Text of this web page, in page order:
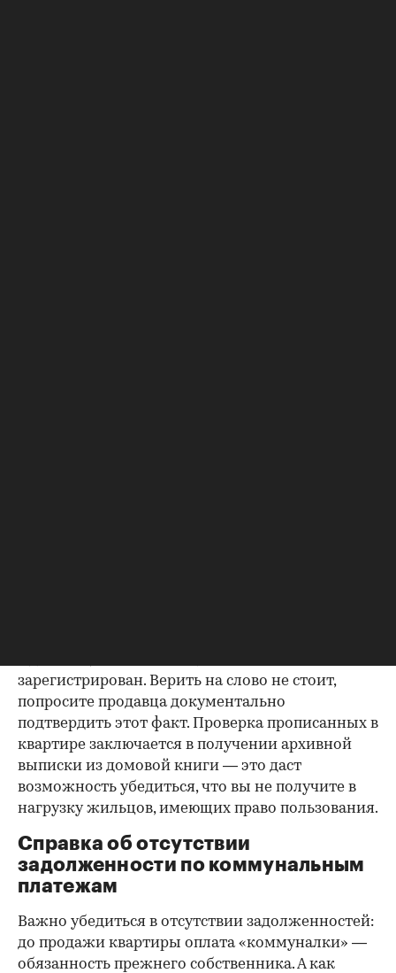
зарегистрирован. Верить на слово не стоит,
попросите продавца документально
подтвердить этот факт. Проверка прописанных в
квартире заключается в получении архивной
выписки из домовой книги — это даст
возможность убедиться, что вы не получите в
нагрузку жильцов, имеющих право пользования.
Справка об отсутствии
задолженности по коммунальным
платежам
Важно убедиться в отсутствии задолженностей:
до продажи квартиры оплата «коммуналки» —
обязанность прежнего собственника. А как